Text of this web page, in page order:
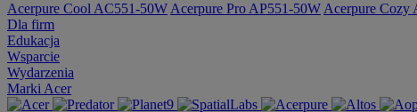
Acerpure Cool AC551-50W Acerpure Pro AP551-50W Acerpure Cozy
Dla firm
Edukacja
Wsparcie
Wydarzenia
Marki Acer